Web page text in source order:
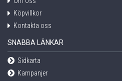
Köpvillkor
Kontakta oss
SNABBA LÄNKAR
Sidkarta
Kampanjer